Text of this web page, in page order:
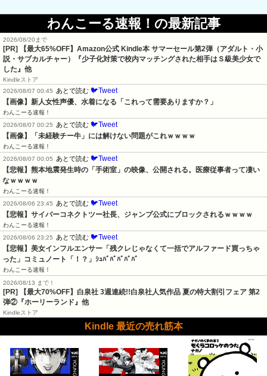
わんこーる速報！の最新記事
2026/08/20まで
[PR]
【最大65%OFF】Amazon公式 Kindle本 サマーセール第2弾（アダルト・小
説・サブカルチャー）『少子化対策で校内マッチングされた相手はＳ級美少女で
した』他
Kindleストア
2026/08/07 00:45
あとで読む 🐦Tweet
【画像】新人女性声優、水着になる「これって需要ありますか？」
わんこーる速報！
2026/08/07 00:25
あとで読む 🐦Tweet
【画像】「未経験チー牛」には解けない問題がこれｗｗｗｗ
わんこーる速報！
2026/08/07 00:05
あとで読む 🐦Tweet
【悲報】熊本地震発生時の「手術室」の映像、公開される。医療従事者って凄い
なｗｗｗｗ
わんこーる速報！
2026/08/06 23:45
あとで読む 🐦Tweet
【悲報】サイバーコネクトツー社長、ジャンプ公式にブロックされるｗｗｗｗ
わんこーる速報！
2026/08/06 23:25
あとで読む 🐦Tweet
【悲報】美女インフルエンサー「残クレじゃなくて一括でアルファード買っちゃ
った」コミュノート「！？」ｼｭﾊﾞﾊﾞﾊﾞﾊﾞﾊﾞ
わんこーる速報！
2026/08/13 まで！
[PR] 【最大70%OFF】白泉社 3週連続!!白泉社人気作品 夏の特大割引フェア 第2
弾②『ホーリーランド』他
Kindleストア
Kindle 最近の売れ筋本